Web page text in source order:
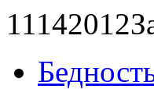
11142012